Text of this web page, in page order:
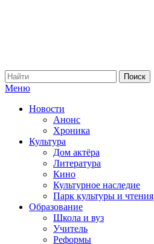
Меню
Новости
Анонс
Хроника
Культура
Дом актёра
Литература
Кино
Культурное наследие
Парк культуры и чтения
Образование
Школа и вуз
Учитель
Реформы